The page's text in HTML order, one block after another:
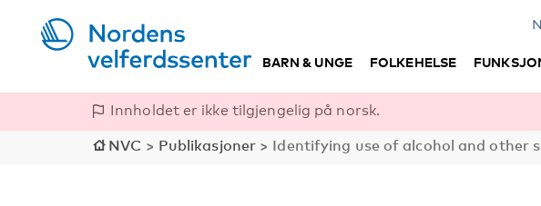
BARN & UNGE FOLKEHELSE
Innholdet er ikke tilgjengelig på norsk.
NVC > Publikasjoner > Identifying use of alcohol and other